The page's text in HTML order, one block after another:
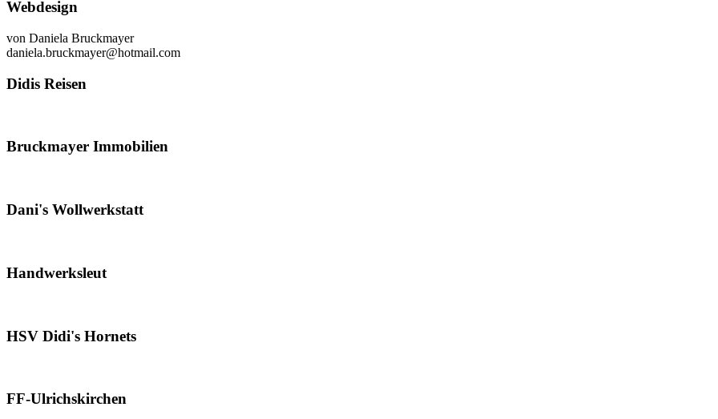
Webdesign
von Daniela Bruckmayer
daniela.bruckmayer@hotmail.com
Didis Reisen
Bruckmayer Immobilien
Dani's Wollwerkstatt
Handwerksleut
HSV Didi's Hornets
FF-Ulrichskirchen